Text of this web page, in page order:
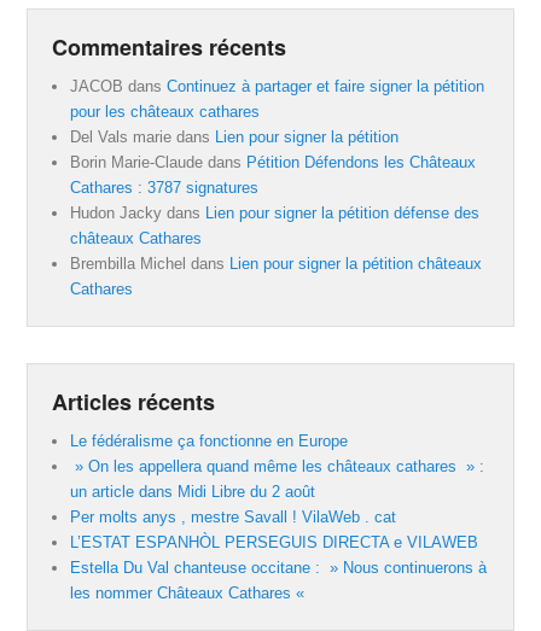
Commentaires récents
JACOB dansContinuez à partager et faire signer la pétition
pour les châteaux cathares
Del Vals marie dans
Lien pour signer la pétition
Borin Marie-Claude dans Pétition Défendons les Châteaux
Cathares : 3787 signatures
Hudon Jacky dans
Lien pour signer la pétition défense des
châteaux Cathares
Brembilla Michel dans
Lien pour signer la pétition châteaux
Cathares
Articles récents
Le fédéralisme ça fonctionne en Europe
» On les appellera quand même les châteaux cathares » :
un article dans Midi Libre du 2 août
Per molts anys , mestre Savall ! VilaWeb . cat
L’ESTAT ESPANHÒL PERSEGUIS DIRECTA e VILAWEB
Estella Du Val chanteuse occitane : » Nous continuerons à
les nommer Châteaux Cathares «